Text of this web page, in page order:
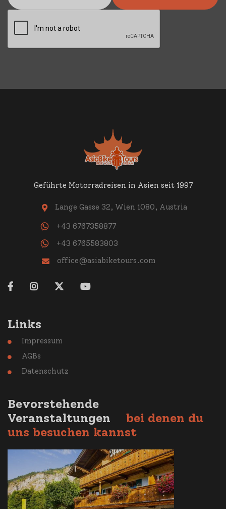
Geführte Motorradreisen in Asien seit 1997
 Lange Gasse 32, Wien 1080, Austria
+43 6767358877
+43 6765583803
 office@asiabiketours.com
   
Links
 Impressum
 AGBs
 Datenschutz
Bevorstehende
Veranstaltungen
bei denen du
uns besuchen kannst